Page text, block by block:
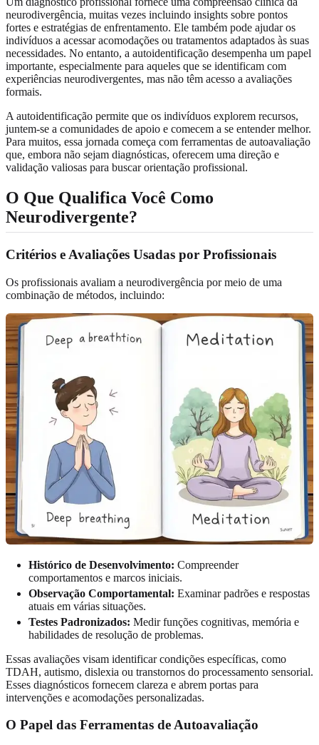
neurodivergência, muitas vezes incluindo insights sobre pontos
fortes e estratégias de enfrentamento. Ele também pode ajudar os
indivíduos a acessar acomodações ou tratamentos adaptados às suas
necessidades. No entanto, a autoidentificação desempenha um papel
importante, especialmente para aqueles que se identificam com
experiências neurodivergentes, mas não têm acesso a avaliações
formais.
A autoidentificação permite que os indivíduos explorem recursos,
juntem-se a comunidades de apoio e comecem a se entender melhor.
Para muitos, essa jornada começa com ferramentas de autoavaliação
que, embora não sejam diagnósticas, oferecem uma direção e
validação valiosas para buscar orientação profissional.
O Que Qualifica Você Como
Neurodivergente?
Critérios e Avaliações Usadas por Profissionais
Os profissionais avaliam a neurodivergência por meio de uma
combinação de métodos, incluindo:
Histórico de Desenvolvimento: Compreender
comportamentos e marcos iniciais.
Observação Comportamental: Examinar padrões e respostas
atuais em várias situações.
Testes Padronizados: Medir funções cognitivas, memória e
habilidades de resolução de problemas.
Essas avaliações visam identificar condições específicas, como
TDAH, autismo, dislexia ou transtornos do processamento sensorial.
Esses diagnósticos fornecem clareza e abrem portas para
intervenções e acomodações personalizadas.
O Papel das Ferramentas de Autoavaliação